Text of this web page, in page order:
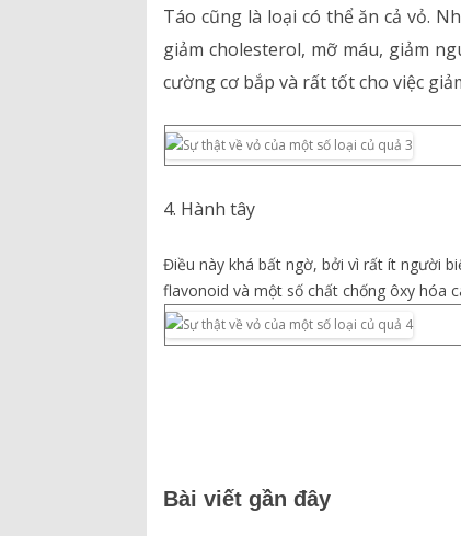
Táo cũng là loại có thể ăn cả vỏ.
giảm cholesterol, mỡ máu, giảm
cường cơ bắp và rất tốt cho việc
4. Hành tây
Điều này khá bất ngờ, bởi vì rất ít người
flavonoid và một số chất chống ôxy hóa
Bài viết gần đây